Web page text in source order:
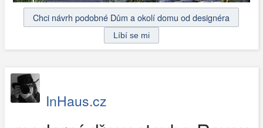
Chci návrh podobné Dům a okolí domu od designéra
InHaus.cz